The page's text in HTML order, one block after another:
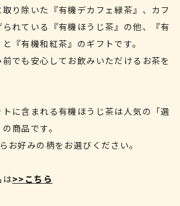
り除いた『有機デカフェ緑茶』、カフ
れている『有機ほうじ茶』の他、『有
『有機和紅茶』のギフトです。
でも安心してお飲みいただけるお茶を
に含まれる有機ほうじ茶は人気の「選
商品です。
お好みの柄をお選びください。
は>>こちら